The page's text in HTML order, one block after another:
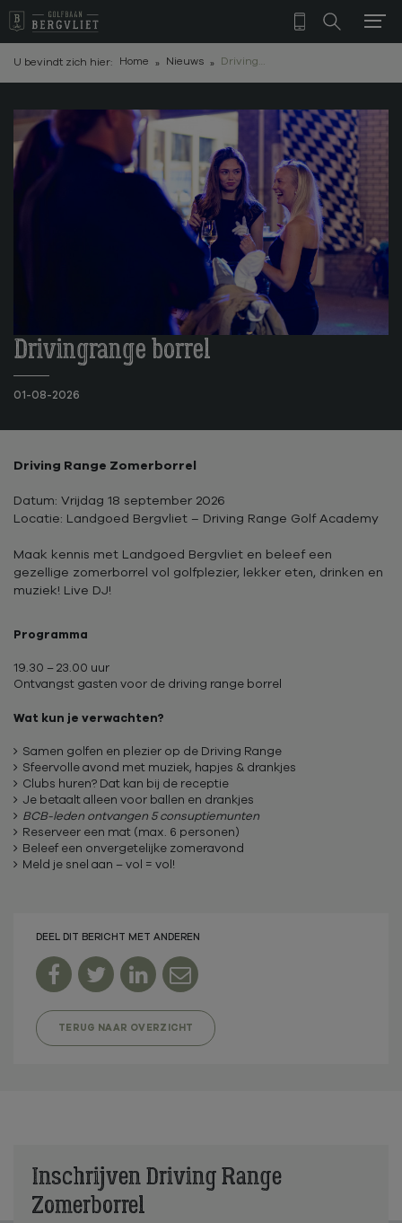
U bevindt zich hier: Home Nieuws Driving Range Zomerborrel 18 september 2026
Drivingrange borrel
01-08-2026
Driving Range Zomerborrel
Datum: Vrijdag 18 september 2026
Locatie: Landgoed Bergvliet – Driving Range Golf Academy
Maak kennis met Landgoed Bergvliet en beleef een
gezellige zomerborrel vol golfplezier, lekker eten, drinken en
muziek! Live DJ!
Programma
19.30 – 23.00 uur
Ontvangst gasten voor de driving range borrel
Wat kun je verwachten?
Samen golfen en plezier op de Driving Range
Sfeervolle avond met muziek, hapjes & drankjes
Clubs huren? Dat kan bij de receptie
Je betaalt alleen voor ballen en drankjes
BCB-leden ontvangen 5 consuptiemunten
Reserveer een mat (max. 6 personen)
Beleef een onvergetelijke zomeravond
Meld je snel aan – vol = vol!
DEEL DIT BERICHT MET ANDEREN
   
TERUG NAAR OVERZICHT
Inschrijven Driving Range
Zomerborrel